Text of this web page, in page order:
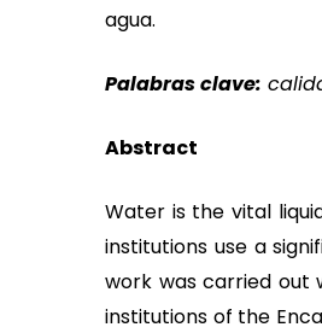
agua.
Palabras clave:
Abstract
Water is the vital
institutions use a
work was carried out
institutions of the